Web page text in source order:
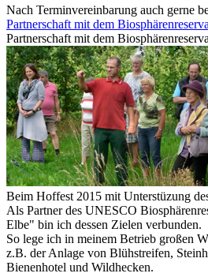
Nach Terminvereinbarung auch gerne
Partnerschaft mit dem
Partnerschaft mit dem
Beim Hoffest 2015 mit Unterstüzung
Als Partner des UNESCO
Elbe" bin ich dessen Zielen verbunden.
So lege ich in meinem Betrieb großen
z.B. der Anlage von Blühstreifen,
Bienenhotel und Wildhecken.